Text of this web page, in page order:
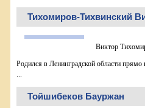
Тихомиров-Тихвинский
Виктор
Родился в Ленинградской области
...
Тойшибеков Бауржан